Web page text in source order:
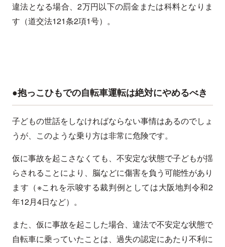
違法となる場合、2万円以下の罰金または科料となりま
す（道交法121条2項1号）。
●抱っこひもでの自転車運転は絶対にやめるべき
子どもの世話をしなければならない事情はあるのでしょ
うが、このような乗り方は非常に危険です。
仮に事故を起こさなくても、不安定な状態で子どもが揺
らされることにより、脳などに傷害を負う可能性があり
ます（※これを示唆する裁判例としては大阪地判令和2
年12月4日など）。
また、仮に事故を起こした場合、違法で不安定な状態で
自転車に乗っていたことは、過失の認定にあたり不利に